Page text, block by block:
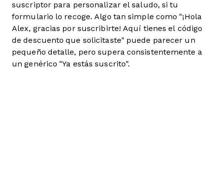
suscriptor para personalizar el saludo, si tu
formulario lo recoge. Algo tan simple como "¡Hola
Alex, gracias por suscribirte! Aquí tienes el código
de descuento que solicitaste" puede parecer un
pequeño detalle, pero supera consistentemente a
un genérico "Ya estás suscrito".